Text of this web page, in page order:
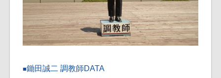
■鋤田誠二 調教師DATA